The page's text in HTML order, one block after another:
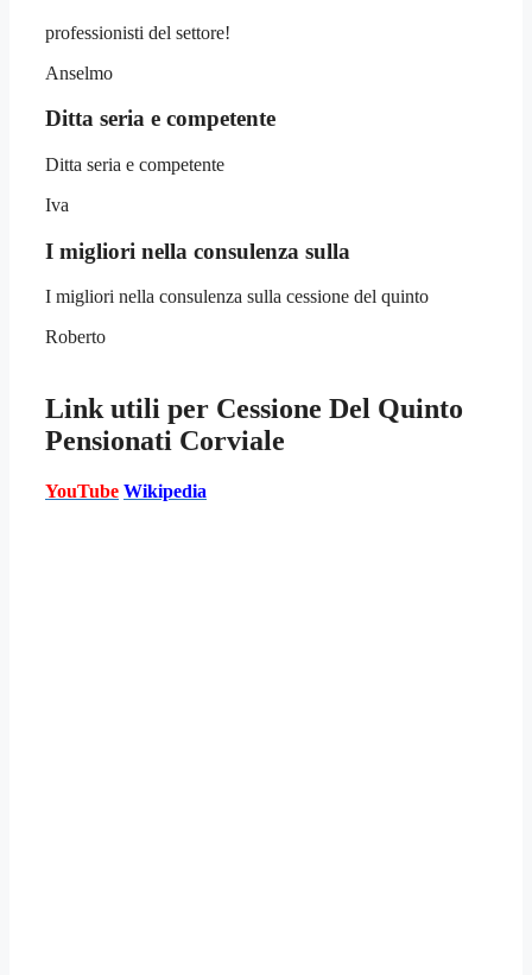
professionisti del settore!
Anselmo
Ditta seria e competente
Ditta seria e competente
Iva
I migliori nella consulenza sulla
I migliori nella consulenza sulla cessione del quinto
Roberto
Link utili per Cessione Del Quinto
Pensionati Corviale
YouTube Wikipedia